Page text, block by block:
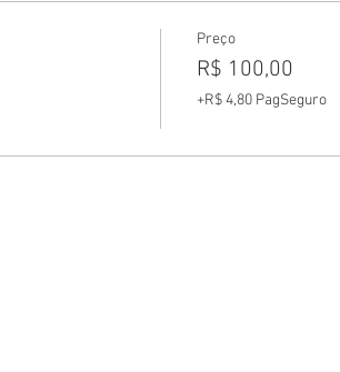
Preço
R$ 100,00
+R$ 4,80 PagSeguro